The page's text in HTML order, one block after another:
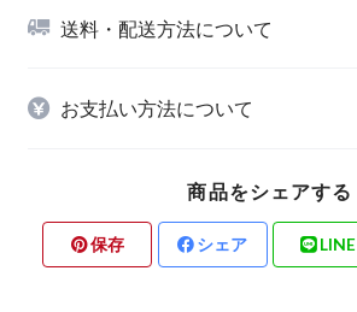
送料・配送方法について
お支払い方法について
商品をシェアする
保存 シェア LINE